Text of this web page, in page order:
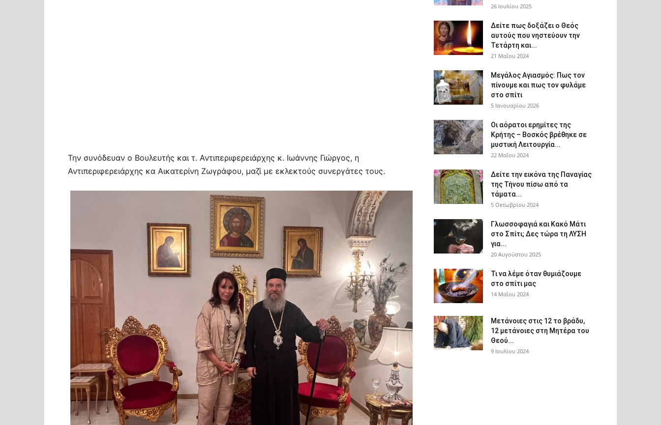
Την συνόδευαν ο Βουλευτής και τ. Αντιπεριφερειάρχης κ. Ιωάννης Γιώργος, η
Αντιπεριφερειάρχης κα Αικατερίνη Ζωγράφου, μαζί με εκλεκτούς συνεργάτες τους.
26 Ιουλίου 2025
Δείτε πως δοξάζει ο Θεός
αυτούς που νηστεύουν την
Τετάρτη και...
21 Μαΐου 2024
Μεγάλος Αγιασμός: Πως τον
πίνουμε και πως τον φυλάμε
στο σπίτι
5 Ιανουαρίου 2026
Οι αόρατοι ερημίτες της
Κρήτης – Βοσκός βρέθηκε σε
μυστική Λειτουργία...
22 Μαΐου 2024
Δείτε την εικόνα της Παναγίας
της Τήνου πίσω από τα
τάματα...
5 Οκτωβρίου 2024
Γλωσσοφαγιά και Κακό Μάτι
στο Σπίτι; Δες τώρα τη ΛΥΣΗ
για...
20 Αυγούστου 2025
Τι να λέμε όταν θυμιάζουμε
στο σπίτι μας
14 Μαΐου 2024
Μετάνοιες στις 12 το βράδυ,
12 μετάνοιες στη Μητέρα του
Θεού...
9 Ιουλίου 2024